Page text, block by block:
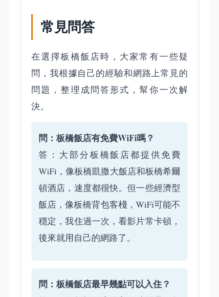
常見問答
在選擇板橋飯店時，大家常有一些疑
問，我根據自己的經驗和網路上常見的
問題，整理成問答形式，幫你一次解
決。
問：板橋飯店有免費WiFi嗎？
答：大部分板橋飯店都提供免費
WiFi，像板橋凱撒大飯店和板橋希爾
頓酒店，速度都很快。但一些經濟型
飯店，像板橋背包客棧，WiFi可能不
穩定，我住過一次，看影片常卡頓，
後來就用自己的網路了。
問：板橋飯店最早幾點可以入住？